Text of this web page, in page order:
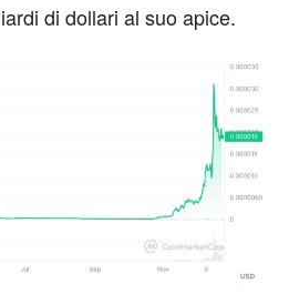
di dollari al suo apice.